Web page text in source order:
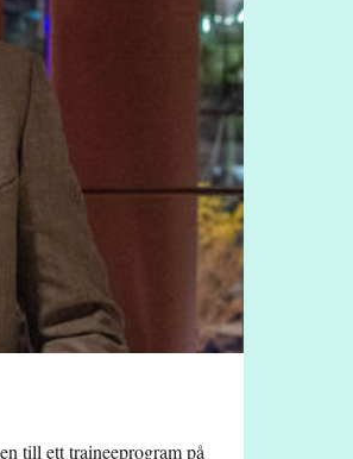
till ett traineeprogram på